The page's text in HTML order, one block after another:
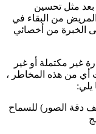
بعد مثل تحسين
من البقاء في
الخبرة من أخصائي
غير مكتملة أو غير
أي من هذه المخاطر ،
يلي:
دقة الصور) للسماح